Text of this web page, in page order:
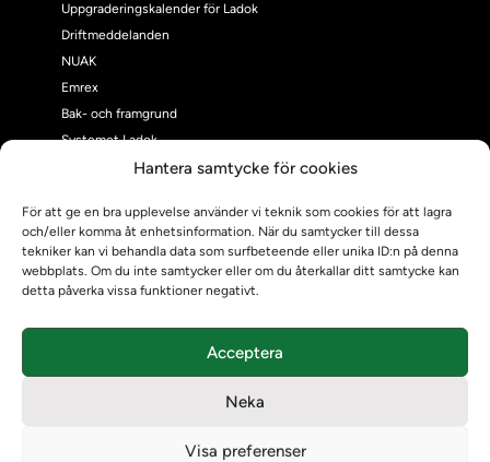
Hantera samtycke för cookies
För att ge en bra upplevelse använder vi teknik som cookies för att lagra
och/eller komma åt enhetsinformation. När du samtycker till dessa
tekniker kan vi behandla data som surfbeteende eller unika ID:n på denna
webbplats. Om du inte samtycker eller om du återkallar ditt samtycke kan
detta påverka vissa funktioner negativt.
Acceptera
Neka
Visa preferenser
Uppgraderingskalender för Ladok
Driftmeddelanden
NUAK
Emrex
Bak- och framgrund
Systemet Ladok
Verifiera eller kontrollera bevis
Om oss
Om oss
Om Ladokkonsortiet
Ladokkonsortiet internationellt
Teamens sammansättning och arbetet på Ladokkonsortiet
Användarkontakter